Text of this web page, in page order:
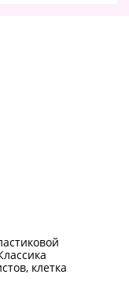
клетка